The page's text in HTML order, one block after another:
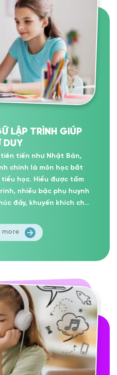
LẬP TRÌNH GIÚP
DUY
tiến như Nhật Bản,
chính là môn học bắt
học. Hiểu được tầm
nhiều bậc phụ huynh
đẩy, khuyến khích cho
more